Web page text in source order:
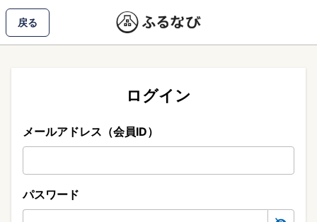
戻る
ログイン
メールアドレス（会員ID）
パスワード